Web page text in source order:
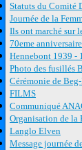
Statuts du Comité
Journée de la
Ils ont marché sur
70eme
Hennebont 1939 -
Photo des fusillés
Cérémonie de
FILMS
Communiqué
Organisation de la
Langlo Elven
Message journée